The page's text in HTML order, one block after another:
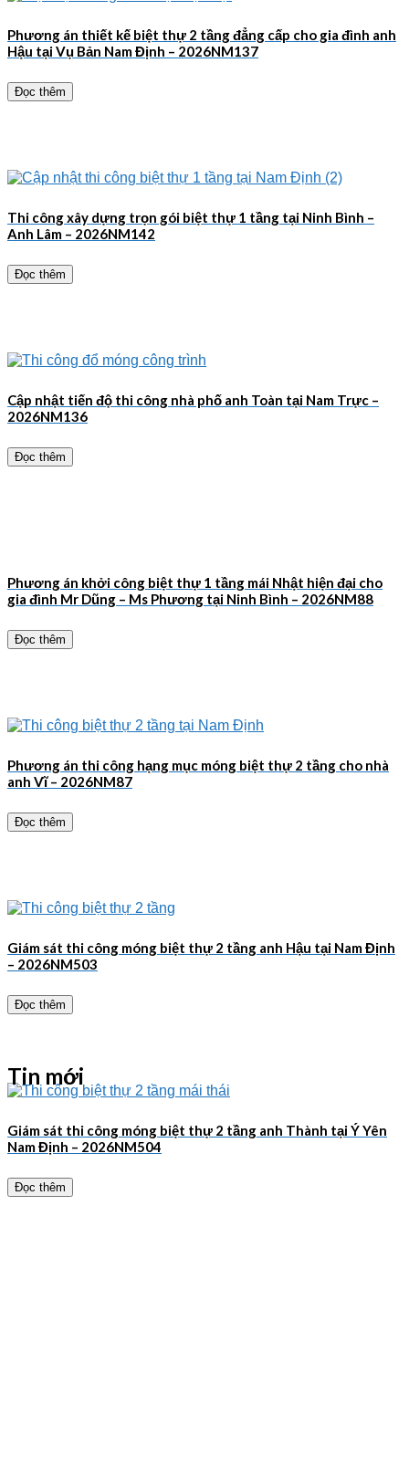
Phương án thiết kế biệt thự 2 tầng đẳng cấp cho gia đình anh
Hậu tại Vụ Bản Nam Định – 2026NM137
Đọc thêm
Thi công xây dựng trọn gói biệt thự 1 tầng tại Ninh Bình –
Anh Lâm – 2026NM142
Đọc thêm
Cập nhật tiến độ thi công nhà phố anh Toàn tại Nam Trực –
2026NM136
Đọc thêm
Phương án khởi công biệt thự 1 tầng mái Nhật hiện đại cho
gia đình Mr Dũng – Ms Phương tại Ninh Bình – 2026NM88
Đọc thêm
Phương án thi công hạng mục móng biệt thự 2 tầng cho nhà
anh Vĩ – 2026NM87
Đọc thêm
Giám sát thi công móng biệt thự 2 tầng anh Hậu tại Nam Định
– 2026NM503
Đọc thêm
Giám sát thi công móng biệt thự 2 tầng anh Thành tại Ý Yên
Nam Định – 2026NM504
Đọc thêm
Tin mới